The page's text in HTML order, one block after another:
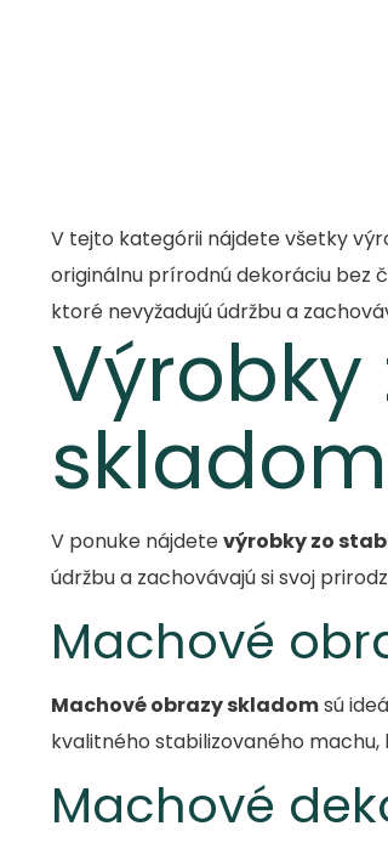
V tejto kategórii nájdete všetky
originálnu prírodnú dekoráciu bez
ktoré nevyžadujú údržbu a
skladom
V ponuke nájdetevýrobky zo
údržbu a zachovávajú si svoj
Machové
Machové obrazy skladomsú
kvalitného stabilizovaného
Machové